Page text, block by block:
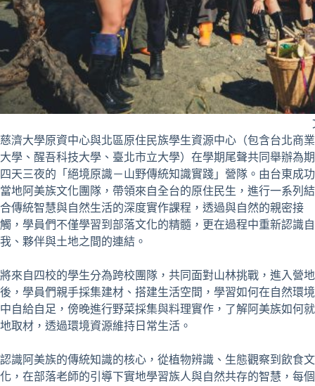
慈濟大學原資中心與北區原住民族學生資源中心（包含台北商業
大學、醒吾科技大學、臺北市立大學）在學期尾聲共同舉辦為期
四天三夜的「絕境原識－山野傳統知識實踐」營隊。由台東成功
當地阿美族文化團隊，帶領來自全台的原住民生，進行一系列結
合傳統智慧與自然生活的深度實作課程，透過與自然的親密接
觸，學員們不僅學習到部落文化的精髓，更在過程中重新認識自
我、夥伴與土地之間的連結。
將來自四校的學生分為跨校團隊，共同面對山林挑戰，進入營地
後，學員們親手採集建材、搭建生活空間，學習如何在自然環境
中自給自足，傍晚進行野菜採集與料理實作，了解阿美族如何就
地取材，透過環境資源維持日常生活。
認識阿美族的傳統知識的核心，從植物辨識、生態觀察到飲食文
化，在部落老師的引導下實地學習族人與自然共存的智慧，每個